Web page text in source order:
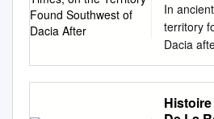
In
territory
Dacia
Caecina
formed